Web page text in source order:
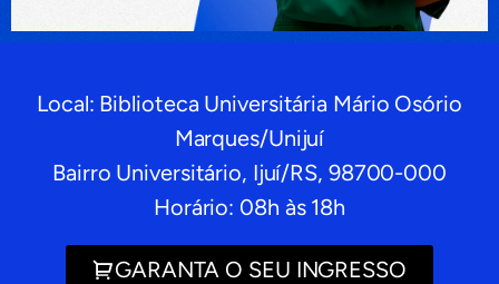
Local: Biblioteca Universitária Mário Osório
Marques/Unijuí
Bairro Universitário, Ijuí/RS, 98700-000
Horário: 08h às 18h
GARANTA O SEU INGRESSO